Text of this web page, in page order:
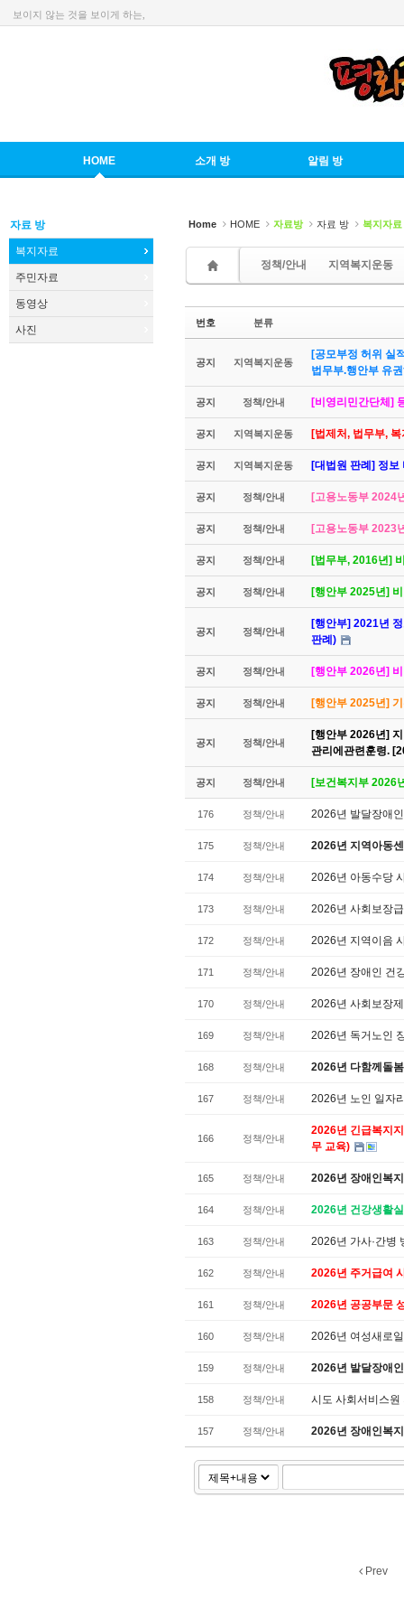
보이지 않는 것을 보이게 하는,
HOME 소개 방 알림 방
자료 방
복지자료
주민자료
동영상
사진
Home HOME 자료방 자료 방 복지자료
정책/안내 지역복지운동
번호 분류
공지 지역복지운동
[공모부정 허위 실
법무부.행안부 유
공지 정책/안내 [비영리민간단체]
공지 지역복지운동 [법제처, 법무부,
공지 지역복지운동 [대법원 판례] 정보
공지 정책/안내 [고용노동부 2024
공지 정책/안내 [고용노동부 2023
공지 정책/안내 [법무부, 2016년]
공지 정책/안내 [행안부 2025년]
공지 정책/안내
[행안부] 2021년
판례)
공지 정책/안내 [행안부 2026년]
공지 정책/안내 [행안부 2025년]
공지 정책/안내
[행안부 2026년]
관리에관련훈령.
공지 정책/안내 [보건복지부 2026
176 정책/안내 2026년 발달장애
175 정책/안내 2026년 지역아동
174 정책/안내 2026년 아동수당
173 정책/안내 2026년 사회보장
172 정책/안내 2026년 지역이음
171 정책/안내 2026년 장애인 건
170 정책/안내 2026년 사회보장
169 정책/안내 2026년 독거노인
168 정책/안내 2026년 다함께돌
167 정책/안내 2026년 노인 일자
166 정책/안내
2026년 긴급복지
무 교육)
165 정책/안내 2026년 장애인복
164 정책/안내 2026년 건강생활
163 정책/안내 2026년 가사·간병
162 정책/안내 2026년 주거급여
161 정책/안내 2026년 공공부문
160 정책/안내 2026년 여성새로
159 정책/안내 2026년 발달장애
158 정책/안내 시도 사회서비스
157 정책/안내 2026년 장애인복
Prev
Sketchbook5, 스케치북5